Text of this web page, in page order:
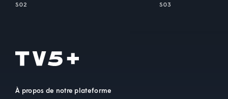
S02 S03
À propos de notre plateforme